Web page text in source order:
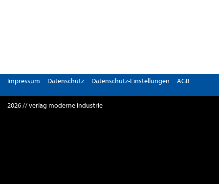
Impressum Datenschutz Datenschutz-Einstellungen AGB
2026 // verlag moderne industrie